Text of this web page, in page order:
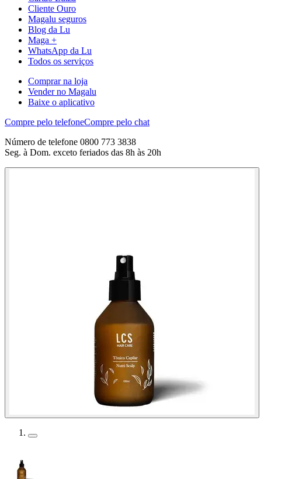
Cliente Ouro
Magalu seguros
Blog da Lu
Maga +
WhatsApp da Lu
Todos os serviços
Comprar na loja
Vender no Magalu
Baixe o aplicativo
Compre pelo telefoneCompre pelo chat
Número de telefone 0800 773 3838
Seg. à Dom. exceto feriados das 8h às 20h